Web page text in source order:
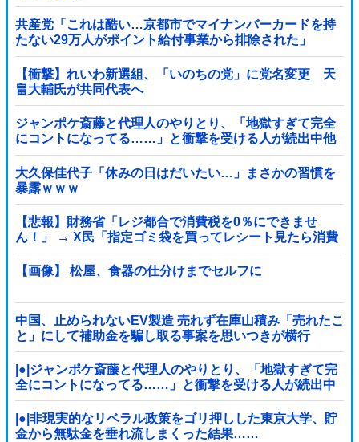
共産党「これは酷い…京都市でマイナンバーカードを持
たない29万人がポイント給付事業から排除された」
【衝撃】れいわ新選組、「いのちの党」に党名変更 天
畠大輔氏が共同代表へ
ジャンポケ斎藤と代理人のやりとり、「地獄すぎて完全
にコントになってる……」と衝撃を受ける人が続出中他
大久保佳代子「休みの日はだいたい…」まさかの習慣を
暴露ｗｗｗ
【悲報】財務省「レジ都合で消費税を0％にできませ
ん！」 → X民「指定ゴミ袋を買ってレシート見たら消費
税はゼロになるんだけど？」ｗｗｗｗｗｗｗｗｗｗｗｗ
ｗｗ
【画像】 松屋、食器の仕分けまでセルフに
中国、止められないEV製造 売れず在庫山積み「売れたこ
と」にして補助金を騙し取る事案を思いつきが横行
|●|ジャンポケ斎藤と代理人のやりとり、「地獄すぎて完
全にコントになってる……」と衝撃を受ける人が続出中
|●|非現実的なリベラル政策をゴリ押しした東京大学、貯
金から無駄金を垂れ流しまくった結果……